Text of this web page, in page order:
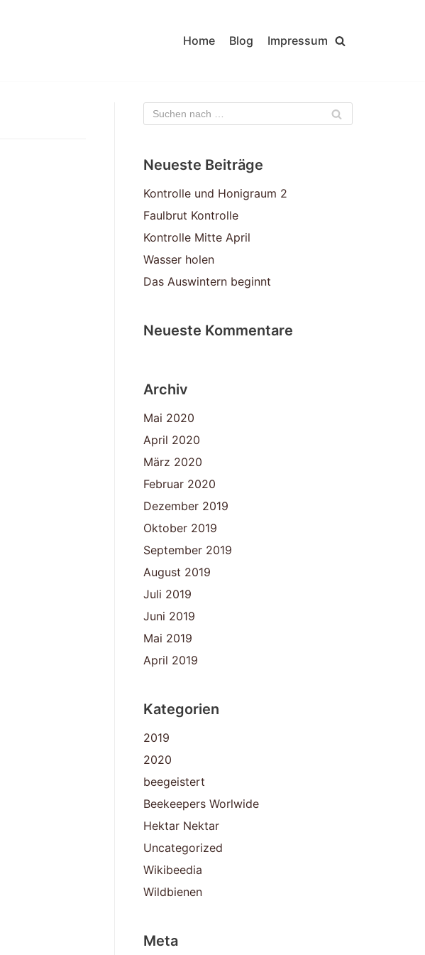
Home Blog Impressum
Neueste Beiträge
Kontrolle und Honigraum 2
Faulbrut Kontrolle
Kontrolle Mitte April
Wasser holen
Das Auswintern beginnt
Neueste Kommentare
Archiv
Mai 2020
April 2020
März 2020
Februar 2020
Dezember 2019
Oktober 2019
September 2019
August 2019
Juli 2019
Juni 2019
Mai 2019
April 2019
Kategorien
2019
2020
beegeistert
Beekeepers Worlwide
Hektar Nektar
Uncategorized
Wikibeedia
Wildbienen
Meta